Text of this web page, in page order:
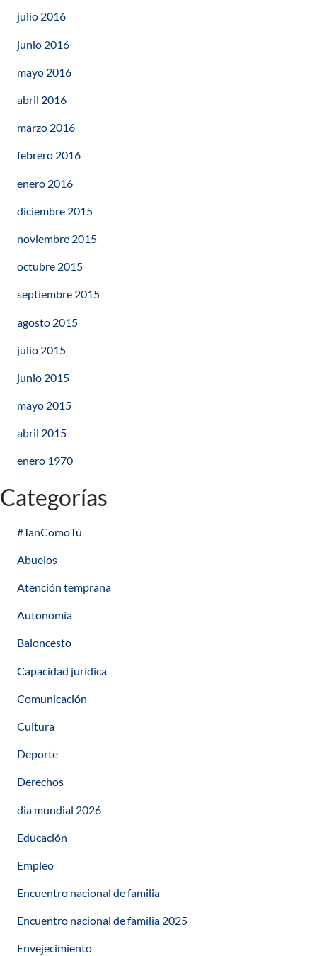
julio 2016
junio 2016
mayo 2016
abril 2016
marzo 2016
febrero 2016
enero 2016
diciembre 2015
noviembre 2015
octubre 2015
septiembre 2015
agosto 2015
julio 2015
junio 2015
mayo 2015
abril 2015
enero 1970
Categorías
#TanComoTú
Abuelos
Atención temprana
Autonomía
Baloncesto
Capacidad jurídica
Comunicación
Cultura
Deporte
Derechos
dia mundial 2026
Educación
Empleo
Encuentro nacional de familia
Encuentro nacional de familia 2025
Envejecimiento